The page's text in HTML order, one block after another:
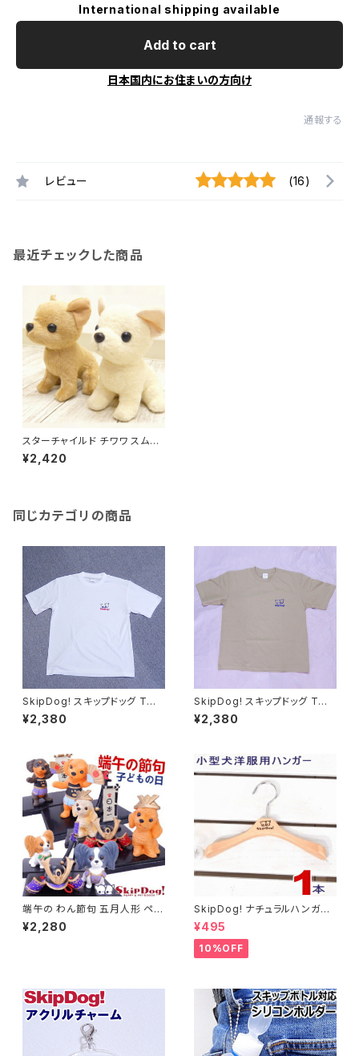
International shipping available
Add to cart
日本国内にお住まいの方向け
通報する
レビュー (16)
最近チェックした商品
スターチャイルド チワワ スムー
スコート
¥2,420
同じカテゴリの商品
SkipDog! スキップドッグ Tシャ
ツ ホワイト ヘビーウェイト ビッ
グTシャツ 5.6オンス
¥2,380
SkipDog! スキップドッグ Tシャ
ツ カーキ ヘビーウェイト ビッグ
Tシャツ 5.6オンス
¥2,380
端午の わん節句 五月人形 ペッ
ト 犬 ダックス プードル パピヨン
グッズ 端午の節句 5月5日 男の
¥2,280
SkipDog! ナチュラルハンガー
1本
¥495
10%OFF